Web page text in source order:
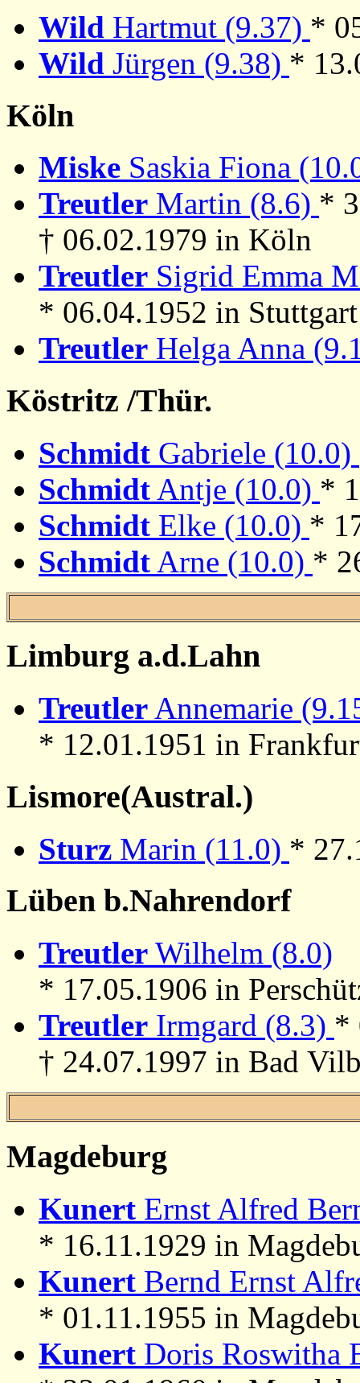
Wild Hartmut (9.37) *
Wild Jürgen (9.38) *
Köln
Miske Saskia Fiona
Treutler Martin (8.6) *
† 06.02.1979 in Köln
Treutler Sigrid Emma
* 06.04.1952 in
Treutler Helga Anna
Köstritz /Thür.
Schmidt Gabriele (10.0)
Schmidt Antje (10.0) *
Schmidt Elke (10.0) *
Schmidt Arne (10.0) *
Limburg a.d.Lahn
Treutler Annemarie
* 12.01.1951 in
Lismore(Austral.)
Sturz Marin (11.0) *
Lüben b.Nahrendorf
Treutler Wilhelm (8.0)
* 17.05.1906 in
Treutler Irmgard (8.3) *
† 24.07.1997 in Bad
Magdeburg
Kunert Ernst Alfred
* 16.11.1929 in
Kunert Bernd Ernst
* 01.11.1955 in
Kunert Doris Roswitha